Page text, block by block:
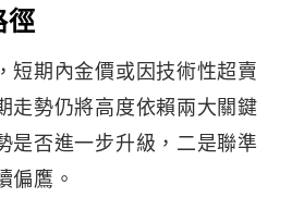
徑
短期內金價或因技術性超賣
走勢仍將高度依賴兩大關鍵
是否進一步升級，二是聯準
偏鷹。